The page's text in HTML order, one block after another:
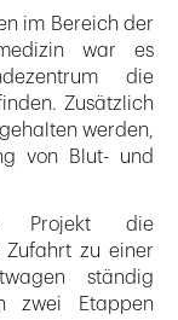
im Bereich der
war es
die
Zusätzlich
werden,
von Blut- und
Projekt die
Zufahrt zu einer
ständig
zwei Etappen